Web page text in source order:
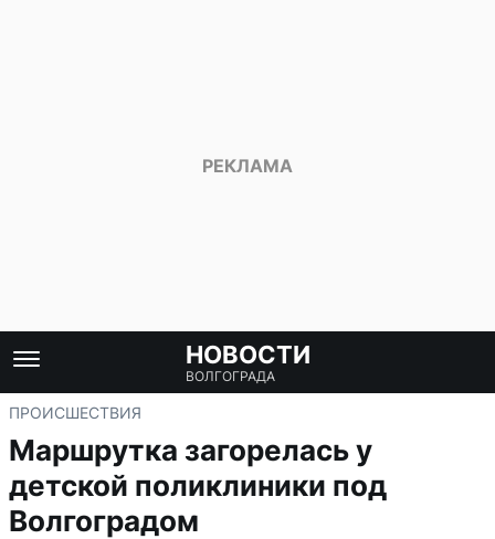
НОВОСТИ
ВОЛГОГРАДА
ПРОИСШЕСТВИЯ
Маршрутка загорелась у
детской поликлиники под
Волгоградом